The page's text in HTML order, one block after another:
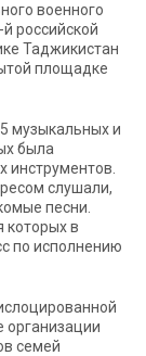
военного
российской
Таджикистан
площадке
музыкальных и
была
инструментов.
слушали,
песни.
которых в
по исполнению
организации
семей